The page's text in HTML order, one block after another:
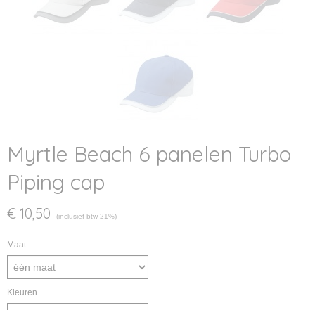
Myrtle Beach 6 panelen Turbo
Piping cap
€ 10,50 (inclusief btw 21%)
Maat
Kleuren